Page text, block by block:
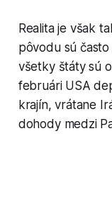
Realita je však
pôvodu sú
všetky štáty sú
februári USA
krajín, vrátane
dohody medzi